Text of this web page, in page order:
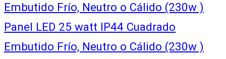
Embutido Frío, Neutro o Cálido (230w )
Panel LED 25 watt IP44 Cuadrado
Embutido Frío, Neutro o Cálido (230w )